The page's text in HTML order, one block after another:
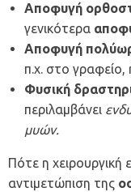
Αποφυγή
γενικότερα
Αποφυγή
π.χ. στο
Φυσική
περιλαμβάνει
μυών.
Πότε η χειρουργική
αντιμετώπιση της